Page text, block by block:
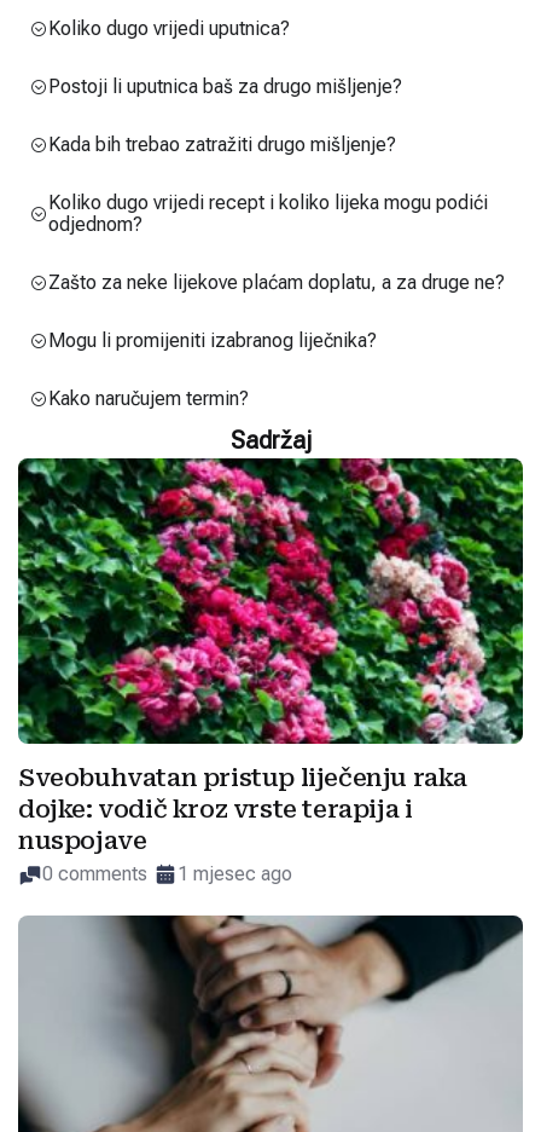
Koliko dugo vrijedi uputnica?
Postoji li uputnica baš za drugo mišljenje?
Kada bih trebao zatražiti drugo mišljenje?
Koliko dugo vrijedi recept i koliko lijeka mogu podići
odjednom?
Zašto za neke lijekove plaćam doplatu, a za druge ne?
Mogu li promijeniti izabranog liječnika?
Kako naručujem termin?
Sadržaj
Sveobuhvatan pristup liječenju raka
dojke: vodič kroz vrste terapija i
nuspojave
0 comments 1 mjesec ago